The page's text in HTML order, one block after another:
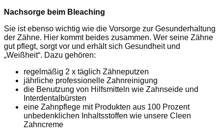
Nachsorge beim Bleaching
Sie ist ebenso wichtig wie die Vorsorge zur Gesunderhaltung
der Zähne. Hier kommt beides zusammen. Wer seine Zähne
gut pflegt, sorgt vor und erhält sich Gesundheit und
„Weißheit“. Dazu gehören:
regelmäßig 2 x täglich Zähneputzen
jährliche professionelle Zahnreinigung
die Benutzung von Hilfsmitteln wie Zahnseide und
Interdentalbürsten
eine Zahnpflege mit Produkten aus 100 Prozent
unbedenklichen Inhaltsstoffen wie unsere Cleen
Zahncreme